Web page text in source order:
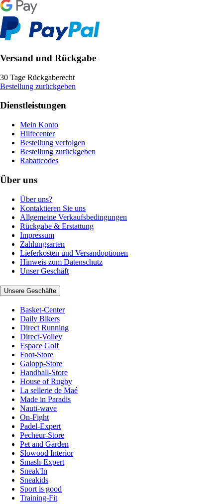
Versand und Rückgabe
30 Tage Rückgaberecht
Bestellung zurückgeben
Dienstleistungen
Mein Konto
Hilfecenter
Bestellung verfolgen
Bestellung zurückgeben
Rabattcodes
Über uns
Über uns?
Kontaktieren Sie uns
Allgemeine Verkaufsbedingungen
Rückgabe & Erstattung
Impressum
Zahlungsarten
Lieferkosten und Versandoptionen
Hinweis zum Datenschutz
Unser Geschäft
Unsere Geschäfte
Basket-Center
Daily Bikers
Direct Running
Direct-Volley
Espace Golf
Foot-Store
Galopp-Store
Handball-Store
House of Rugby
La sellerie de Maé
Made in Paradis
Nauti-wave
On-Fight
Padel-Expert
Pecheur-Store
Pet and Garden
Slowood Interior
Smash-Expert
Sneak'In
Sneakids
Sport is good
Training-Fit